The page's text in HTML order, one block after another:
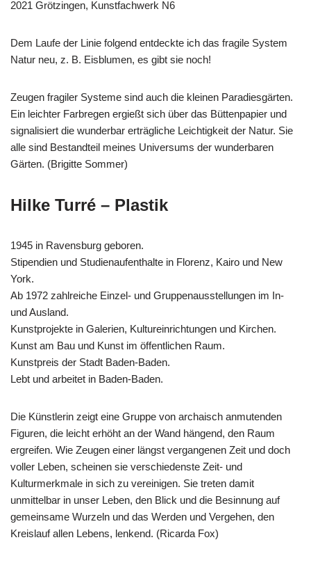
2021 Grötzingen, Kunstfachwerk N6
Dem Laufe der Linie folgend entdeckte ich das fragile System
Natur neu, z. B. Eisblumen, es gibt sie noch!
Zeugen fragiler Systeme sind auch die kleinen Paradiesgärten.
Ein leichter Farbregen ergießt sich über das Büttenpapier und
signalisiert die wunderbar erträgliche Leichtigkeit der Natur. Sie
alle sind Bestandteil meines Universums der wunderbaren
Gärten. (Brigitte Sommer)
Hilke Turré – Plastik
1945 in Ravensburg geboren.
Stipendien und Studienaufenthalte in Florenz, Kairo und New
York.
Ab 1972 zahlreiche Einzel- und Gruppenausstellungen im In-
und Ausland.
Kunstprojekte in Galerien, Kultureinrichtungen und Kirchen.
Kunst am Bau und Kunst im öffentlichen Raum.
Kunstpreis der Stadt Baden-Baden.
Lebt und arbeitet in Baden-Baden.
Die Künstlerin zeigt eine Gruppe von archaisch anmutenden
Figuren, die leicht erhöht an der Wand hängend, den Raum
ergreifen. Wie Zeugen einer längst vergangenen Zeit und doch
voller Leben, scheinen sie verschiedenste Zeit- und
Kulturmerkmale in sich zu vereinigen. Sie treten damit
unmittelbar in unser Leben, den Blick und die Besinnung auf
gemeinsame Wurzeln und das Werden und Vergehen, den
Kreislauf allen Lebens, lenkend. (Ricarda Fox)